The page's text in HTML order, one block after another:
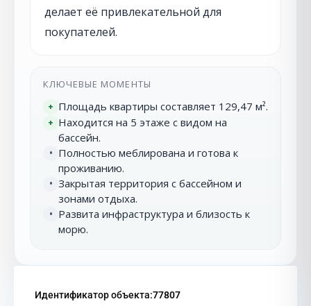
делает её привлекательной для
покупателей.
КЛЮЧЕВЫЕ МОМЕНТЫ
+ Площадь квартиры составляет 129,47 м².
+ Находится на 5 этаже с видом на
бассейн.
• Полностью меблирована и готова к
проживанию.
• Закрытая территория с бассейном и
зонами отдыха.
• Развита инфраструктура и близость к
морю.
Идентификатор объекта:77807